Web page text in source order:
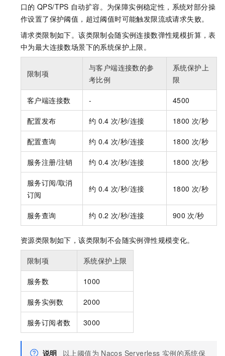
口的 QPS/TPS 自动扩容。为保障实例稳定性，系统对部分操
作设置了保护阈值，超过阈值时可能触发限流或请求失败。
请求类限制如下。该类限制会随实例连接数弹性规模折算，表
中为最大连接数场景下的系统保护上限。
限制项
与客户端连接数的参
考比例
系统保护上
限
客户端连接数 - 4500
配置发布 约 0.4 次/秒/连接 1800 次/秒
配置查询 约 0.4 次/秒/连接 1800 次/秒
服务注册/注销 约 0.4 次/秒/连接 1800 次/秒
服务订阅/取消
订阅
约 0.4 次/秒/连接 1800 次/秒
服务查询 约 0.2 次/秒/连接 900 次/秒
资源类限制如下，该类限制不会随实例弹性规模变化。
限制项 系统保护上限
服务数 1000
服务实例数 2000
服务订阅者数 3000
说明 以上阈值为 Nacos Serverless 实例的系统保